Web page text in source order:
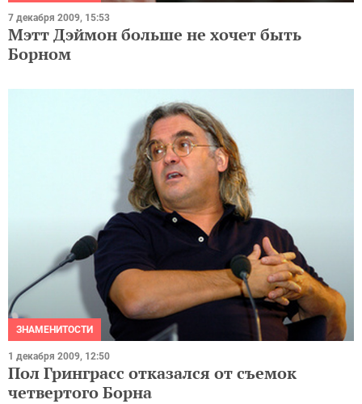
7 декабря 2009, 15:53
Мэтт Дэймон больше не хочет быть
Борном
ЗНАМЕНИТОСТИ
1 декабря 2009, 12:50
Пол Гринграсс отказался от съемок
четвертого Борна